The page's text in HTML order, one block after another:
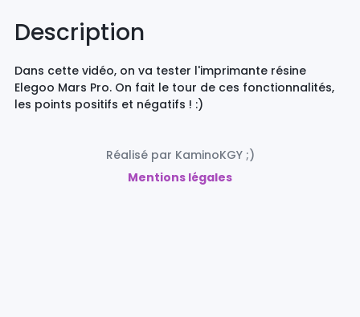
Description
Dans cette vidéo, on va tester l'imprimante résine
Elegoo Mars Pro. On fait le tour de ces fonctionnalités,
les points positifs et négatifs ! :)
Réalisé par KaminoKGY ;)
Mentions légales